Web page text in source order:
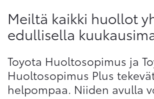
Meiltä kaikki huollot
edullisella
Toyota Huoltosopimus ja
Huoltosopimus Plus
helpompaa. Niiden avulla